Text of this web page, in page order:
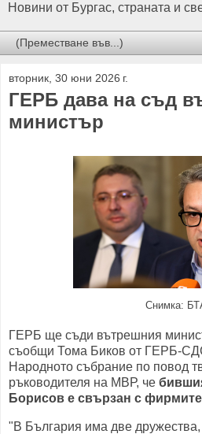
Новини от Бургас, страната и
вторник, 30 юни 2026 г.
ГЕРБ дава на съд
министър
Снимка:
ГЕРБ ще съди вътрешния
съобщи Тома Биков от ГЕРБ-
Народното събрание по повод
ръководителя на МВР, че
Борисов е свързан с
"В България има две дружества,